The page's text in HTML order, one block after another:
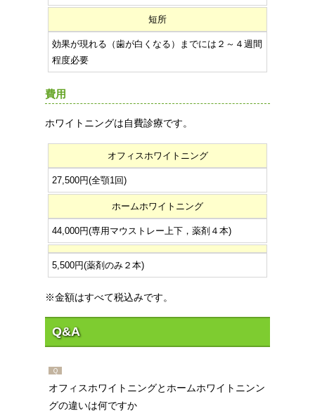
短所
効果が現れる（歯が白くなる）までには２～４週間
程度必要
費用
ホワイトニングは自費診療です。
オフィスホワイトニング
27,500円(全顎1回)
ホームホワイトニング
44,000円(専用マウストレー上下，薬剤４本)
5,500円(薬剤のみ２本)
※金額はすべて税込みです。
Q&A
Ｑ
オフィスホワイトニングとホームホワイトニンン
グの違いは何ですか